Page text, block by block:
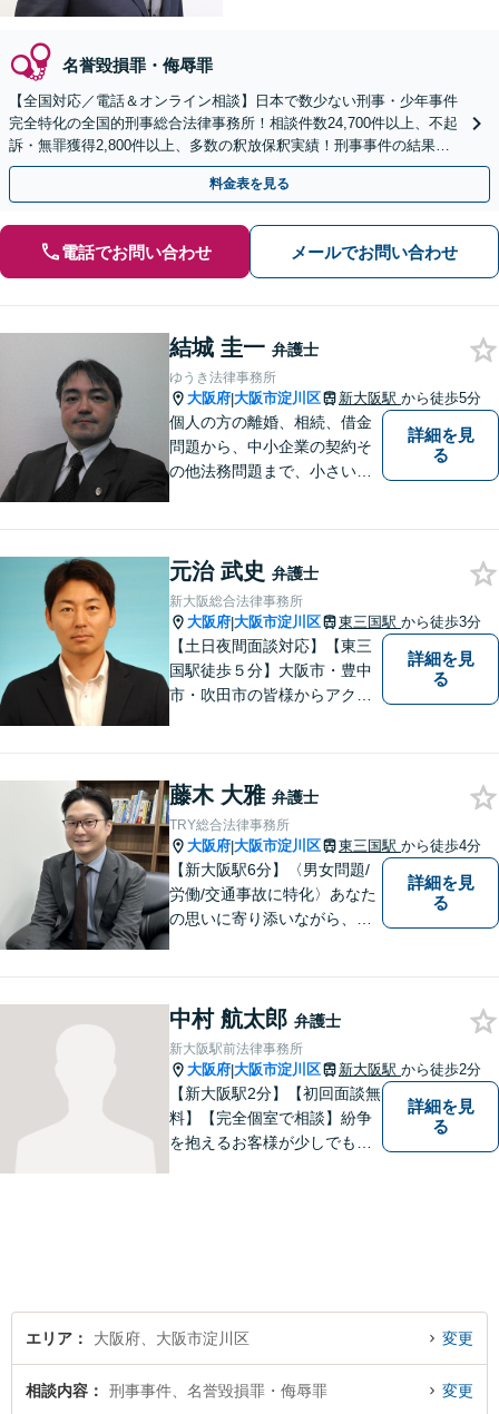
名誉毀損罪・侮辱罪
【全国対応／電話＆オンライン相談】日本で数少ない刑事・少年事件
完全特化の全国的刑事総合法律事務所！相談件数24,700件以上、不起
訴・無罪獲得2,800件以上、多数の釈放保釈実績！刑事事件の結果は
弁護士の腕次第で変わります【初回相談無料】
料金表を見る
電話でお問い合わせ メールでお問い合わせ
結城 圭一 弁護士
ゆうき法律事務所
大阪府|大阪市淀川区 新大阪駅 から徒歩5分
個人の方の離婚、相続、借金
問題から、中小企業の契約そ
の他法務問題まで、小さい事
す。
詳細を見
る
元治 武史 弁護士
新大阪総合法律事務所
大阪府|大阪市淀川区 東三国駅 から徒歩3分
【土日夜間面談対応】【東三
国駅徒歩５分】大阪市・豊中
市・吹田市の皆様からアクセ
詳細を見
る
藤木 大雅 弁護士
TRY総合法律事務所
大阪府|大阪市淀川区 東三国駅 から徒歩4分
【新大阪駅6分】〈男女問題/
労働/交通事故に特化〉あなた
の思いに寄り添いながら、明
据えた解決を目指します。
【メール・電話面談可】【東
三国駅4分】
詳細を見
る
中村 航太郎 弁護士
新大阪駅前法律事務所
大阪府|大阪市淀川区 新大阪駅 から徒歩2分
【新大阪駅2分】【初回面談無
料】【完全個室で相談】紛争
を抱えるお客様が少しでも早
詳細を見
る
エリア 大阪府、大阪市淀川区 変更
相談内容 刑事事件、名誉毀損罪・侮辱罪 変更